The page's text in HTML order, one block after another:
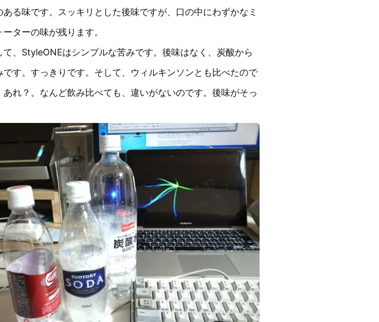
ある味です。スッキリとした後味ですが、口の中にわずかなミ
ターの味が残ります。
て、StyleONEはシンプルな苦みです。後味はなく、炭酸から
です。すっきりです。そして、ウィルキンソンとも比べたので
あれ？。なんど飲み比べても、違いがないのです。後味がそっ